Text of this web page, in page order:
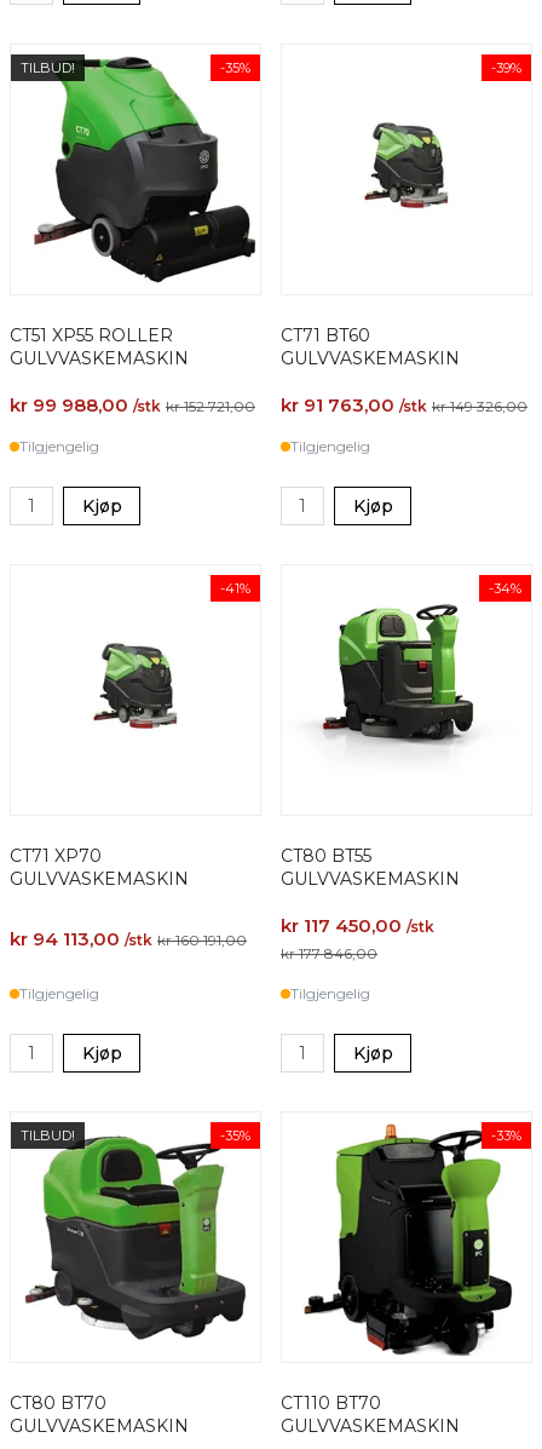
TILBUD! -35%
CT51 XP55 ROLLER
GULVVASKEMASKIN
kr 99 988,00 /stk kr 152 721,00
Tilgjengelig
Kjøp
-39%
CT71 BT60
GULVVASKEMASKIN
kr 91 763,00 /stk kr 149 326,00
Tilgjengelig
Kjøp
-41%
CT71 XP70
GULVVASKEMASKIN
kr 94 113,00 /stk kr 160 191,00
Tilgjengelig
Kjøp
-34%
CT80 BT55
GULVVASKEMASKIN
kr 117 450,00 /stk
kr 177 846,00
Tilgjengelig
Kjøp
TILBUD! -35%
CT80 BT70
GULVVASKEMASKIN
-33%
CT110 BT70
GULVVASKEMASKIN